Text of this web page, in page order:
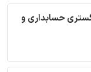
حسابداری و